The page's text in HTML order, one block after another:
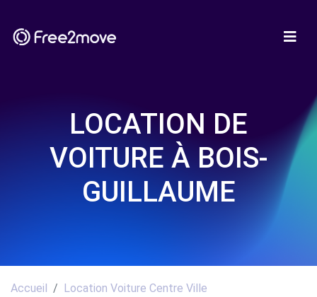
LOCATION DE
VOITURE À BOIS-
GUILLAUME
Accueil
Location Voiture Centre Ville